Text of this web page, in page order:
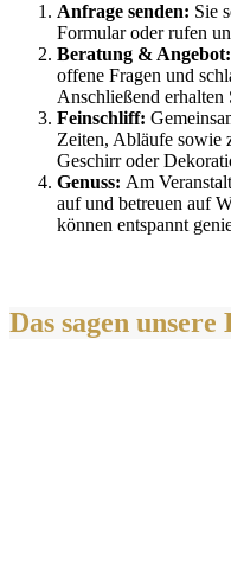
Anfrage senden: Sie
Formular oder rufen
Beratung & Angebot:
offene Fragen und
Anschließend erhalten
Feinschliff:
Zeiten, Abläufe sowie
Geschirr oder
Genuss: Am
auf und betreuen auf
können entspannt
Das sagen unsere